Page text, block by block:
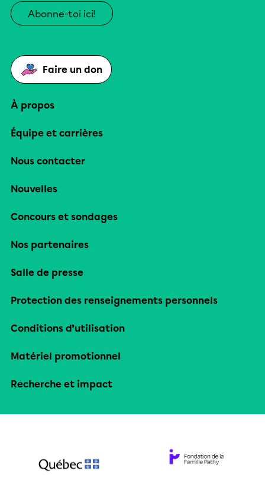
Abonne-toi ici!
Faire un don
À propos
Équipe et carrières
Nous contacter
Nouvelles
Concours et sondages
Nos partenaires
Salle de presse
Protection des renseignements personnels
Conditions d’utilisation
Matériel promotionnel
Recherche et impact